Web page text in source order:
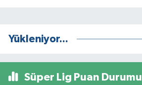
Yükleniyor...
Süper Lig Puan Durumu